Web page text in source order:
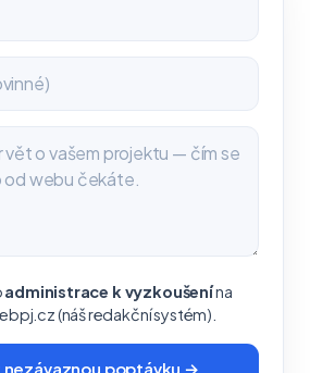
administrace k vyzkoušenína
(náš redakční systém).
poptávku →